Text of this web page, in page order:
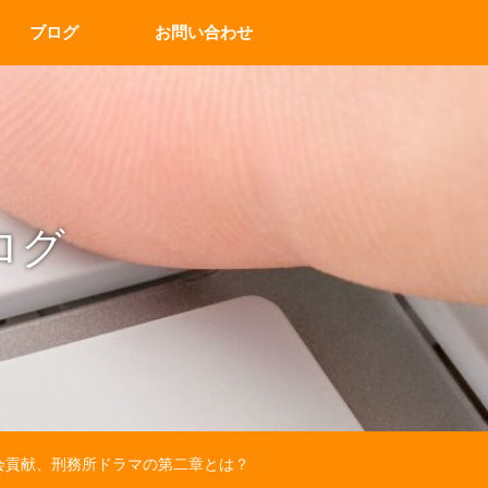
ブログ お問い合わせ
グ
献、刑務所ドラマの第二章とは？